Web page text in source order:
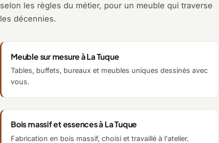
selon les règles du métier, pour un meuble qui traverse
les décennies.
Meuble sur mesure à La Tuque
Tables, buffets, bureaux et meubles uniques dessinés avec
vous.
Bois massif et essences à La Tuque
Fabrication en bois massif, choisi et travaillé à l'atelier.